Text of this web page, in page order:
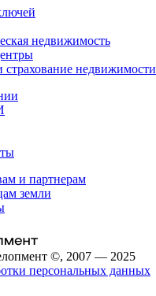
недвижимость
страхование недвижимости
и партнерам
земли
©, 2007 — 2025
персональных данных